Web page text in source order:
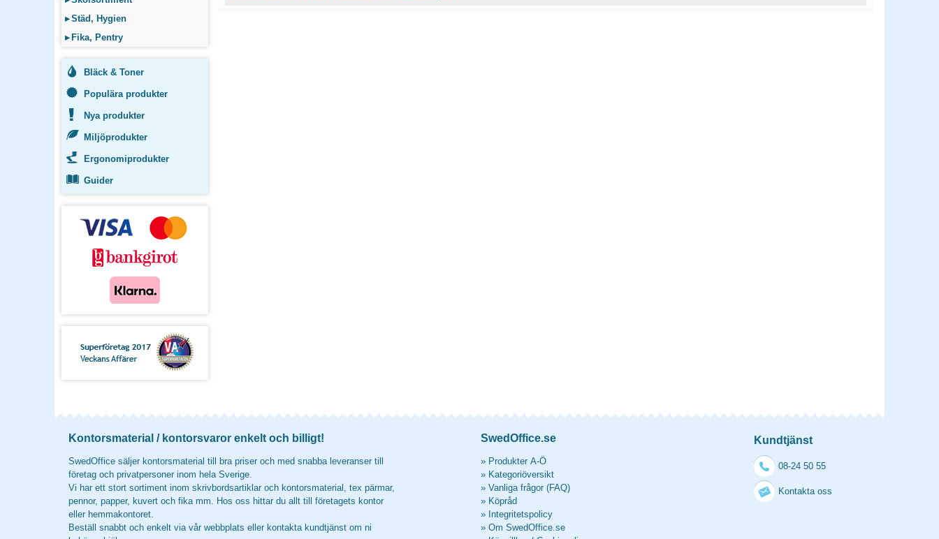
▸Städ, Hygien
▸ Fika, Pentry
Bläck & Toner
Populära produkter
Nya produkter
Miljöprodukter
Ergonomiprodukter
Guider
Kontorsmaterial / kontorsvaror enkelt och billigt!
SwedOffice säljer kontorsmaterial till bra priser och med snabba leveranser till
företag och privatpersoner inom hela Sverige.
Vi har ett stort sortiment inom skrivbordsartiklar och kontorsmaterial, tex pärmar,
pennor, papper, kuvert och fika mm. Hos oss hittar du allt till företagets kontor
eller hemmakontoret.
Beställ snabbt och enkelt via vår webbplats eller kontakta kundtjänst om ni
SwedOffice.se
» Produkter A-Ö
» Kategoriöversikt
» Vanliga frågor (FAQ)
» Köpråd
» Integritetspolicy
» Om SwedOffice.se
Kundtjänst
08-24 50 55
Kontakta oss